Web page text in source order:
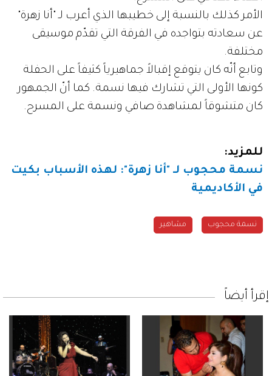
الأمر كذلك بالنسبة إلى خطيبها الذي أعرب لـ "أنا زهرة"
عن سعادته بتواجده في الفرقة التي تقدّم موسيقى
مختلفة.
وتابع أنّه كان يتوقع إقبالاً جماهيرياً كثيفاً على الحفلة
كونها الأولى التي تشارك فيها نسمة. كما أنّ الجمهور
كان متشوقاً لمشاهدة صافي ونسمة على المسرح.
للمزيد:
نسمة محجوب لـ "أنا زهرة": لهذه الأسباب بكيت
في الأكاديمية
نسمة محجوب مشاهير
إقرأ أيضاً